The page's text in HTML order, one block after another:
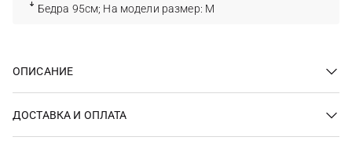
Бедра 95см; На модели размер: M
ОПИСАНИЕ
ДОСТАВКА И ОПЛАТА